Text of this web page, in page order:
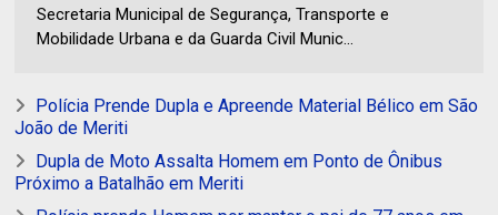
Secretaria Municipal de Segurança, Transporte e
Mobilidade Urbana e da Guarda Civil Munic...
Polícia Prende Dupla e Apreende Material Bélico em São
João de Meriti
Dupla de Moto Assalta Homem em Ponto de Ônibus
Próximo a Batalhão em Meriti